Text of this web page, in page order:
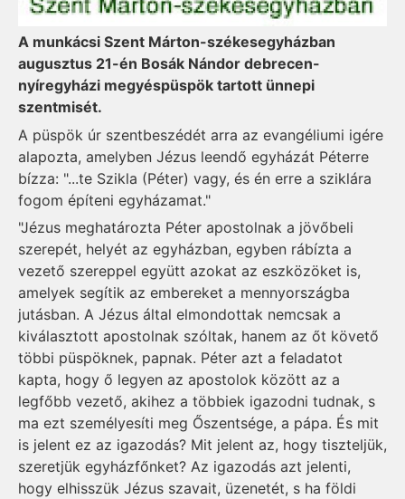
A munkácsi Szent Márton-székesegyházban
augusztus 21-én Bosák Nándor debrecen-
nyíregyházi megyéspüspök tartott ünnepi
szentmisét.
A püspök úr szentbeszédét arra az evangéliumi igére
alapozta, amelyben Jézus leendő egyházát Péterre
bízza: "...te Szikla (Péter) vagy, és én erre a sziklára
fogom építeni egyházamat."
"Jézus meghatározta Péter apostolnak a jövőbeli
szerepét, helyét az egyházban, egyben rábízta a
vezető szereppel együtt azokat az eszközöket is,
amelyek segítik az embereket a mennyországba
jutásban. A Jézus által elmondottak nemcsak a
kiválasztott apostolnak szóltak, hanem az őt követő
többi püspöknek, papnak. Péter azt a feladatot
kapta, hogy ő legyen az apostolok között az a
legfőbb vezető, akihez a többiek igazodni tudnak, s
ma ezt személyesíti meg Őszentsége, a pápa. És mit
is jelent ez az igazodás? Mit jelent az, hogy tiszteljük,
szeretjük egyházfőnket? Az igazodás azt jelenti,
hogy elhisszük Jézus szavait, üzenetét, s ha földi